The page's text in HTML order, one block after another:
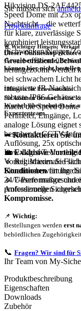
Hikvision DS-
Speed Dome mit 25x
Nachtsicht – die
für klare, zuverlässige
kombiniert
(Schwenken/Neigen/
Areale effizient
herangezoomt werden
bei schwachem Licht
integrierte IR-
robuste IP66-Gehäuse
macht die Speed
Perimeter, Eingänge,
analoge Lösung eignet
bestehende CCTV-
Auflösung, 25x
Low-Light-
Vorteil: Maximale
Situationsbewertung
24/7-Performance und
professionelle
Sie müssen sich
Projektanfrage
🚨 Wichtiger Hinweis: Verkauf
Dieser Onlineshop richtet
Gewerbetreibende,
können hier nicht
❗Hinweis für Privatkunden:
Sie können dennoch eine
Wunsch übernehmen wir
Expertenteam.
➡Kontaktieren Sie
💼Exklusive Vorteile
🔹 Registrieren Sie
Konditionenfür Ihre
🔹 Unsere
Anforderungen
Kompromisse.
📌 Wichtig:
Bestellungen werden erst
behördlichen
📞 Fragen? Wir sind für
Ihr Team von My-
Produktbeschreibung
Eigenschaften
Downloads
Zubehör